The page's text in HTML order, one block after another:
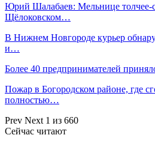
Юрий Шалабаев: Мельнице толчее-
Щёлоковском…
В Нижнем Новгороде курьер
и…
Более 40 предпринимателей
Пожар в Богородском районе, где
полностью…
Prev Next 1 из 660
Сейчас читают